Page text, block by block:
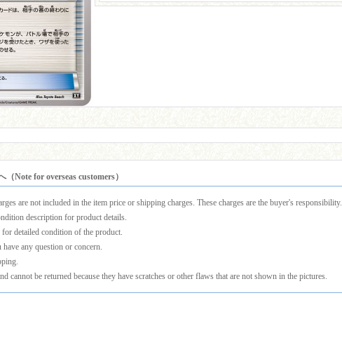
Note for overseas customers）
are not included in the item price or shipping charges. These charges are the buyer's responsibility.
description for product details.
for detailed condition of the product.
any question or concern.
cannot be returned because they have scratches or other flaws that are not shown in the pictures.